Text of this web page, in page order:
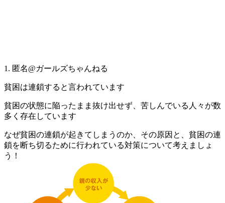
1. 匿名@ガールズちゃんねる
貧困は連鎖すると言われています
貧困の状態に陥ったまま抜け出せず、苦しんでいる人々が数
多く存在しています
なぜ貧困の連鎖が起きてしまうのか、その原因と、貧困の連
鎖を断ち切るために行われている対策について考えましょ
う！